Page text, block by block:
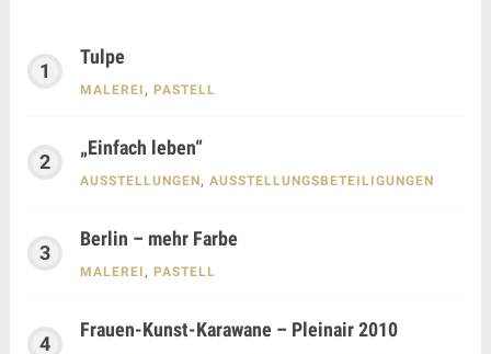
Tulpe
MALEREI , PASTELL
„Einfach leben“
AUSSTELLUNGEN, AUSSTELLUNGSBETEILIGUNGEN
Berlin – mehr Farbe
MALEREI , PASTELL
Frauen-Kunst-Karawane – Pleinair 2010